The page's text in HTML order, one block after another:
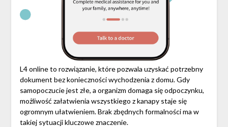
L4 online to rozwiązanie, które pozwala uzyskać potrzebny
dokument bez konieczności wychodzenia z domu. Gdy
samopoczucie jest złe, a organizm domaga się odpoczynku,
możliwość załatwienia wszystkiego z kanapy staje się
ogromnym ułatwieniem. Brak zbędnych formalności ma w
takiej sytuacji kluczowe znaczenie.